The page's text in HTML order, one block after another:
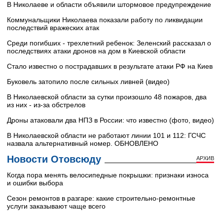
В Николаеве и области объявили штормовое предупреждение
Коммунальщики Николаева показали работу по ликвидации
последствий вражеских атак
Среди погибших - трехлетний ребенок: Зеленский рассказал о
последствиях атаки дронов на дом в Киевской области
Стало известно о пострадавших в результате атаки РФ на Киев
Буковель затопило после сильных ливней (видео)
В Николаевской области за сутки произошло 48 пожаров, два
из них - из-за обстрелов
Дроны атаковали два НПЗ в России: что известно (фото, видео)
В Николаевской области не работают линии 101 и 112: ГСЧС
назвала альтернативный номер. ОБНОВЛЕНО
Новости Отовсюду АРХИВ
Когда пора менять велосипедные покрышки: признаки износа
и ошибки выбора
Сезон ремонтов в разгаре: какие строительно-ремонтные
услуги заказывают чаще всего